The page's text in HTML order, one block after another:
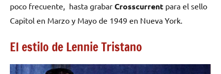
poco frecuente, hasta grabar Crosscurrent para el sello
Capitol en Marzo y Mayo de 1949 en Nueva York.
El estilo de Lennie Tristano